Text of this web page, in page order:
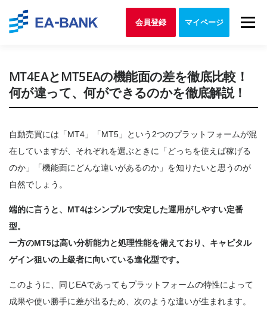
Menu
会員登録 マイページ
MT4EAとMT5EAの機能面の差を徹底比較！
何が違って、何ができるのかを徹底解説！
自動売買には「MT4」「MT5」という2つのプラットフォームが混
在していますが、それぞれを選ぶときに「どっちを使えば稼げる
のか」「機能面にどんな違いがあるのか」を知りたいと思うのが
自然でしょう。
端的に言うと、MT4はシンプルで安定した運用がしやすい定番
型。
一方のMT5は高い分析能力と処理性能を備えており、キャピタル
ゲイン狙いの上級者に向いている進化型です。
このように、同じEAであってもプラットフォームの特性によって
成果や使い勝手に差が出るため、次のような違いが生まれます。